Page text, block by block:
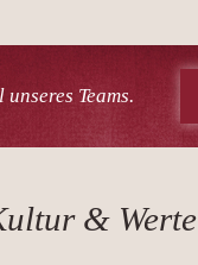
unseres Teams.
& Werte